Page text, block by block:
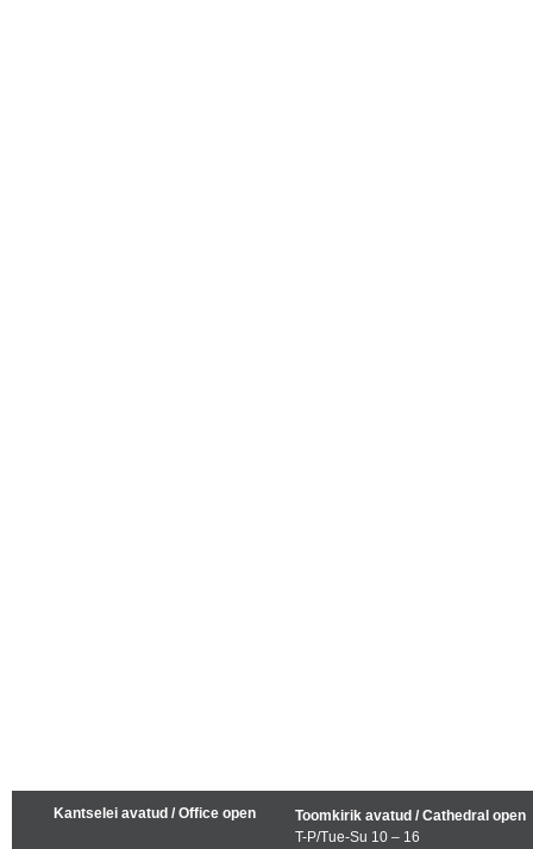
Kantselei avatud / Office open
Toomkirik avatud / Cathedral open
T-P/Tue-Su 10 – 16